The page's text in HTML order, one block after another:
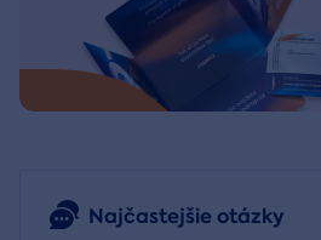
Najčastejšie otázky